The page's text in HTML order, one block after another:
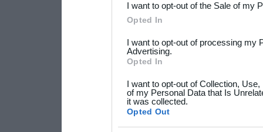
Please note that this
not limited to your visit or
grant or deny consent to
your data for below
consent section.
I want to opt-out of the Sale of my
Opted In
I want to opt-out of processing my
Advertising.
Opted In
I want to opt-out of Collection,
of my Personal Data that Is
it was collected.
Opted Out